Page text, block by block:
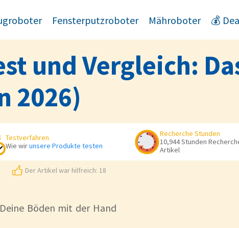
Fensterputzroboter Mähroboter 💰
und Vergleich:
2026)
Testverfahren
Wie wirunsere Produkte testen
Recherche Stunden
10,944 Stunden
Artikel
Der Artikel war hilfreich: 18
Böden mit der Hand